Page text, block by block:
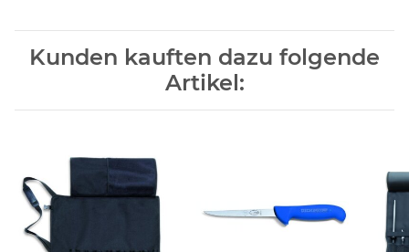
Kunden kauften dazu folgende
Artikel: